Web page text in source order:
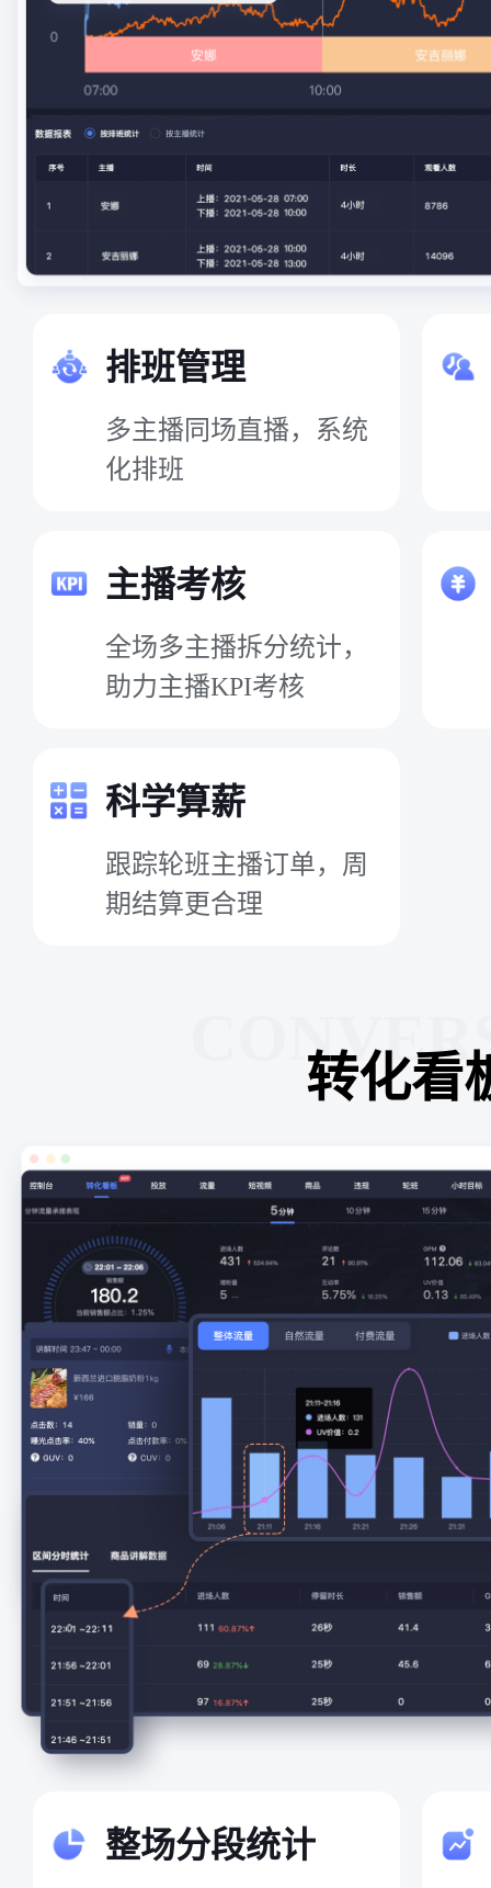
排班管理
多主播同场直播，系统
化排班
主播考核
全场多主播拆分统计，
助力主播KPI考核
科学算薪
跟踪轮班主播订单，周
期结算更合理
转化看
整场分段统计